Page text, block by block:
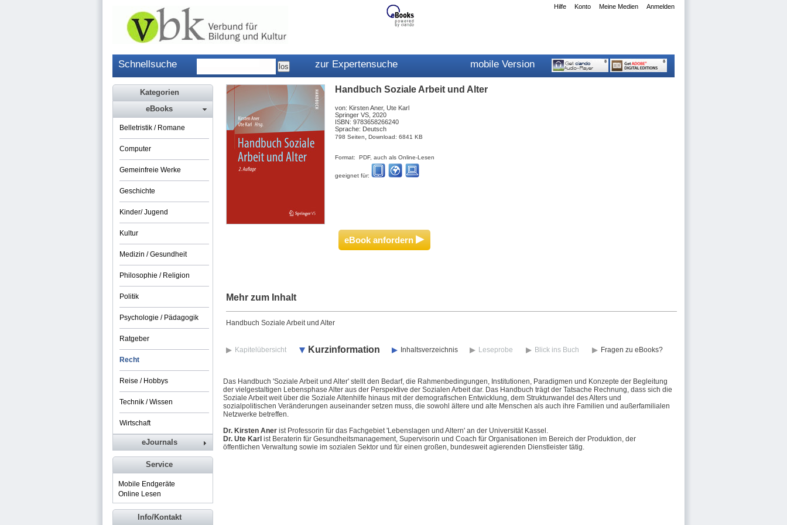
Anmelden
Meine Medien
Konto
Hilfe
Schnellsuche zur Expertensuche mobile Version
Handbuch Soziale Arbeit und Alter
von: Kirsten Aner, Ute Karl
Springer VS, 2020
ISBN: 9783658266240
Sprache: Deutsch
798 Seiten, Download: 6841 KB
Format: PDF, auch als Online-Lesen
geeignet für:
eBook anfordern ▸
Mehr zum Inhalt
Handbuch Soziale Arbeit und Alter
Kapitelübersicht Kurzinformation Inhaltsverzeichnis Leseprobe Blick ins Buch Fragen zu eBooks?
Das Handbuch 'Soziale Arbeit und Alter' stellt den Bedarf, die Rahmenbedingungen, Institutionen, Paradigmen und Konzepte der Begleitung
der vielgestaltigen Lebensphase Alter aus der Perspektive der Sozialen Arbeit dar. Das Handbuch trägt der Tatsache Rechnung, dass sich die
Soziale Arbeit weit über die Soziale Altenhilfe hinaus mit der demografischen Entwicklung, dem Strukturwandel des Alters und
sozialpolitischen Veränderungen auseinander setzen muss, die sowohl ältere und alte Menschen als auch ihre Familien und außerfamilialen
Netzwerke betreffen.
Dr. Kirsten Aner ist Professorin für das Fachgebiet 'Lebenslagen und Altern' an der Universität Kassel.
Dr. Ute Karl ist Beraterin für Gesundheitsmanagement, Supervisorin und Coach für Organisationen im Bereich der Produktion, der
öffentlichen Verwaltung sowie im sozialen Sektor und für einen großen, bundesweit agierenden Dienstleister tätig.
Kategorien
eBooks
Belletristik / Romane
Computer
Gemeinfreie Werke
Geschichte
Kinder/ Jugend
Kultur
Medizin / Gesundheit
Philosophie / Religion
Politik
Psychologie / Pädagogik
Ratgeber
Recht
Reise / Hobbys
Technik / Wissen
Wirtschaft
eJournals
Service
Mobile Endgeräte
Online Lesen
Info/Kontakt